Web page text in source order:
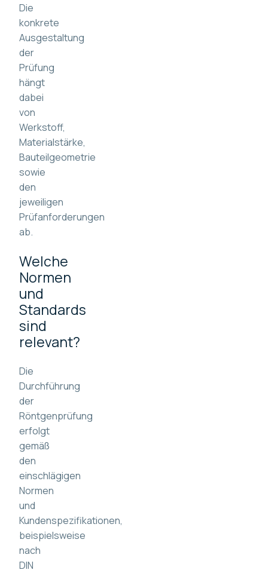
Die
konkrete
Ausgestaltung
der
Prüfung
hängt
dabei
von
Werkstoff,
Materialstärke,
Bauteilgeometrie
sowie
den
jeweiligen
Prüfanforderungen
ab.
Welche
Normen
und
Standards
sind
relevant?
Die
Durchführung
der
Röntgenprüfung
erfolgt
gemäß
den
einschlägigen
Normen
und
Kundenspezifikationen,
beispielsweise
nach
DIN